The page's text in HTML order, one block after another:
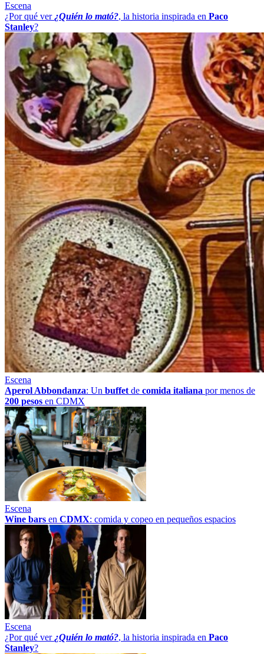
Escena
¿Por qué ver¿Quién lo mató?, la historia inspirada en Paco
Stanley?
Escena
Aperol Abbondanza: Un buffetde comida italiana por menos de
200 pesos en CDMX
Escena
Wine bars en CDMX: comida y copeo en pequeños espacios
Escena
¿Por qué ver¿Quién lo mató?, la historia inspirada en Paco
Stanley?